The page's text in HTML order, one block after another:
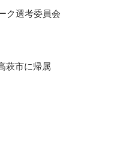
ク選考委員会
萩市に帰属